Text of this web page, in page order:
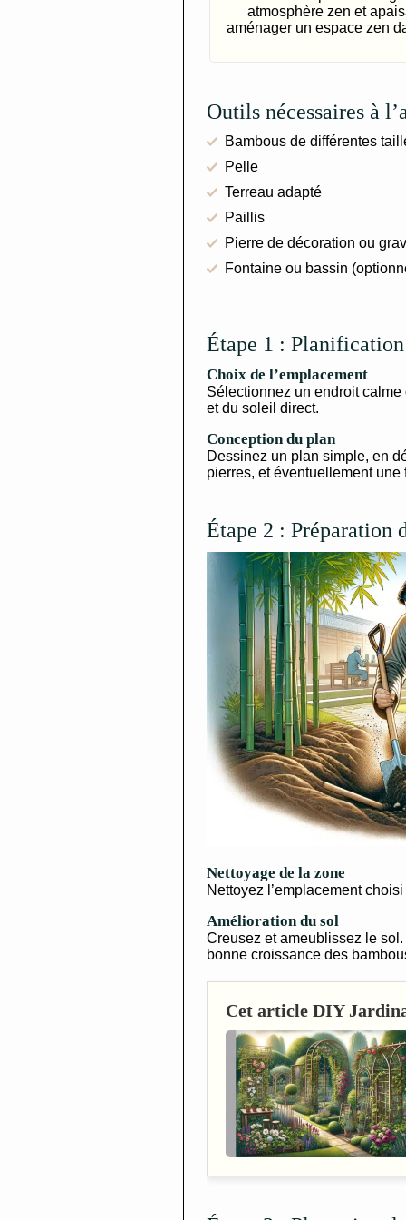
atmosphère zen et
aménager un espace zen
Outils nécessaires à
Bambous de différentes
Pelle
Terreau adapté
Paillis
Pierre de décoration ou
Fontaine ou bassin
Étape 1 : Planification
Choix de l’emplacement
Sélectionnez un endroit calme
et du soleil direct.
Conception du plan
Dessinez un plan simple, en
pierres, et éventuellement
Étape 2 : Préparation
Nettoyage de la zone
Nettoyez l’emplacement
Amélioration du sol
Creusez et ameublissez le
bonne croissance des
Cet article DIY